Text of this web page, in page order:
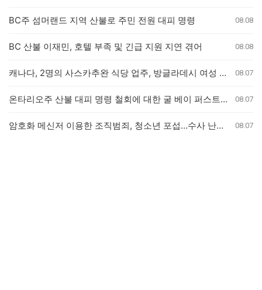
BC주 섬머랜드 지역 산불로 주민 전원 대피 명령 08.08
BC 산불 이재민, 호텔 부족 및 긴급 지원 지연 겪어 08.08
캐나다, 2명의 사스카추완 식당 업주, 방글라데시 여성 인신매매 유죄 판결 08.07
온타리오주 산불 대피 명령 철회에 대한 굴 베이 퍼스트 네이션의 강력 반발 08.07
암호화 메신저 이용한 조직범죄, 청소년 포섭…수사 난항 예고 08.07